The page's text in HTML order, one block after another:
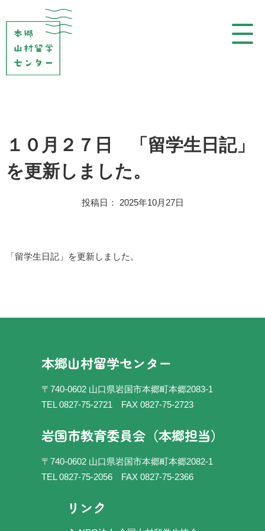
ン
ン
１０月２７日 「留学生日記」
を更新しました。
投稿日： 2025年10月27日
「留学生日記」を更新しました。
本郷山村留学センター
〒740-0602 山口県岩国市本郷町本郷2083-1
TEL 0827-75-2721 FAX 0827-75-2723
岩国市教育委員会（本郷担当）
〒740-0602 山口県岩国市本郷町本郷2082-1
TEL 0827-75-2056 FAX 0827-75-2366
リンク